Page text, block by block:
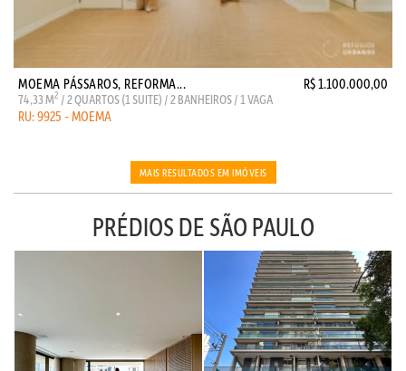
MOEMA PÁSSAROS, REFORMA... R$ 1.100.000,00
74,33 M2 / 2 QUARTOS (1 SUITE) / 2 BANHEIROS / 1 VAGA
RU: 9925 - MOEMA
MAIS RESULTADOS EM IMÓVEIS
PRÉDIOS DE SÃO PAULO